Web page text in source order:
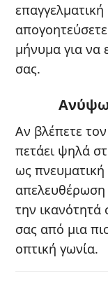
μήνυμα για να
σας.
Αν βλέπετε
πετάει ψηλά
ως
απελευθέρωση
την
σας από μια
οπτική γωνία.